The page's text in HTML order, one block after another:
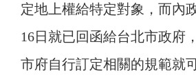
定地上權給特定對象，而內
16日就已回函給台北市政府
市府自行訂定相關的規範就可